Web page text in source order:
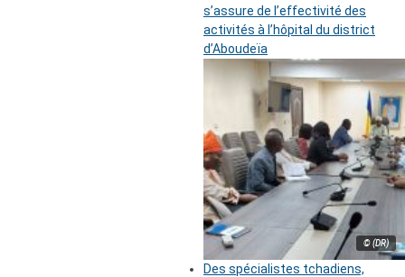
s’assure de l’effectivité des
activités à l’hôpital du district
d’Aboudeïa
© (DR)
Des spécialistes tchadiens,